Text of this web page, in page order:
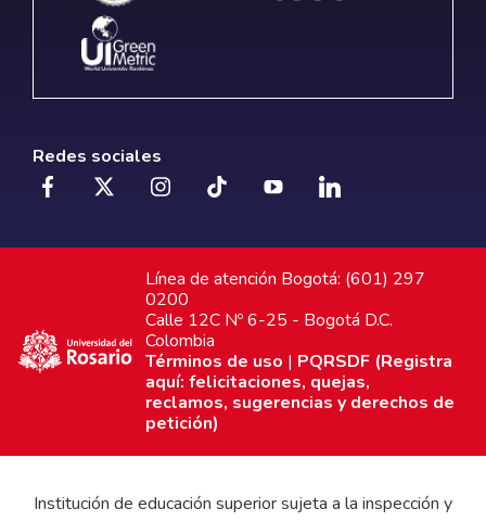
Redes sociales
Línea de atención Bogotá: (601) 297
0200
Calle 12C Nº 6-25 - Bogotá D.C.
Colombia
Términos de uso | PQRSDF (Registra
aquí: felicitaciones, quejas,
reclamos, sugerencias y derechos de
petición)
Institución de educación superior sujeta a la inspección y